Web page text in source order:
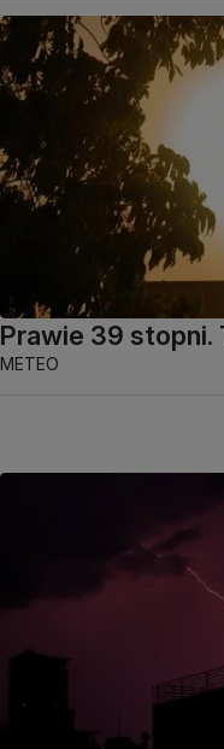
Prawie 39 stopni.
METEO